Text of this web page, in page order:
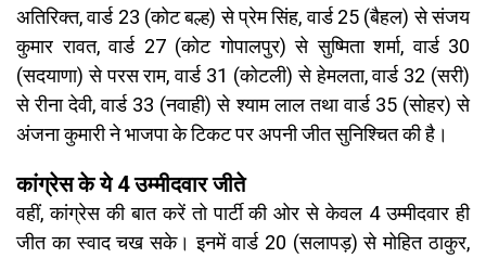
अतिरिक्त, वार्ड 23 (कोट बल्ह) से प्रेम सिंह, वार्ड 25 (बैहल) से संजय
कुमार रावत, वार्ड 27 (कोट गोपालपुर) से सुष्मिता शर्मा, वार्ड 30
(सदयाणा) से परस राम, वार्ड 31 (कोटली) से हेमलता, वार्ड 32 (सरी)
से रीना देवी, वार्ड 33 (नवाही) से श्याम लाल तथा वार्ड 35 (सोहर) से
अंजना कुमारी ने भाजपा के टिकट पर अपनी जीत सुनिश्चित की है।
कांग्रेस के ये 4 उम्मीदवार जीते
वहीं, कांग्रेस की बात करें तो पार्टी की ओर से केवल 4 उम्मीदवार ही
जीत का स्वाद चख सके। इनमें वार्ड 20 (सलापड़) से मोहित ठाकुर,